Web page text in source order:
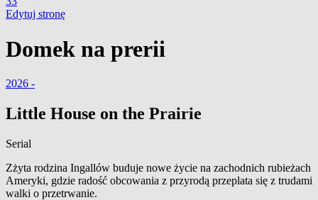
Edytuj stronę
Domek na prerii
2026 -
Little House on the Prairie
Serial
Zżyta rodzina Ingallów buduje nowe życie na zachodnich rubieżach
Ameryki, gdzie radość obcowania z przyrodą przeplata się z trudami
walki o przetrwanie.